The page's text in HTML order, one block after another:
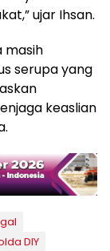
ujar Ihsan.
masih
serupa yang
keaslian
DIY